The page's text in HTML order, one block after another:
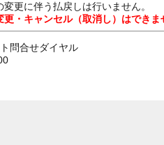
変更に伴う払戻しは行いません。
更・キャンセル（取消し）はできま
問合せダイヤル